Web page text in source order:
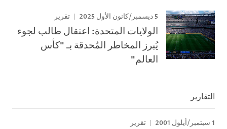
5 ديسمبر/كانون الأول 2025 تقرير
الولايات المتحدة: اعتقال طالب لجوء
يُبرز المخاطر المُحدقة بـ "كأس
العالم"
التقارير
1 سبتمبر/أيلول 2001 تقرير